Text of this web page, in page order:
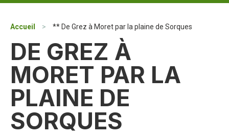
Accueil > ** De Grez à Moret par la plaine de Sorques
DE GREZ À
MORET PAR LA
PLAINE DE
SORQUES